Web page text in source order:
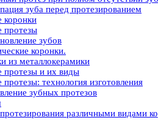
зуба перед протезированием
коронки
протезы
зубов
коронки.
из металлокерамики
протезы и их виды
технология изготовления
зубных протезов
различными видами